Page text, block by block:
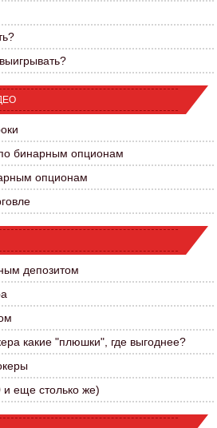
бинарным опционам
опционам
депозитом
какие "плюшки", где выгоднее?
еще столько же)